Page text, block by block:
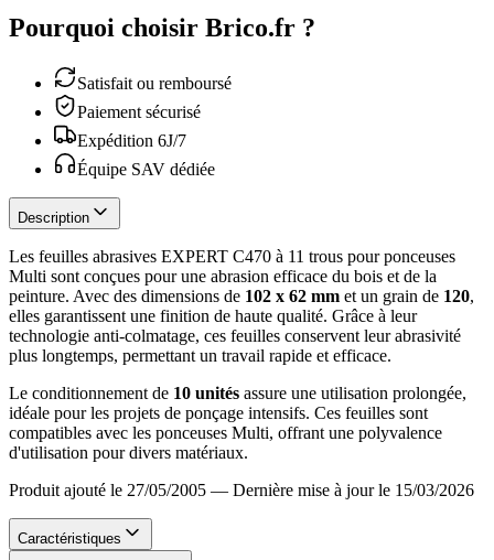
Pourquoi choisir Brico.fr ?
Satisfait ou remboursé
Paiement sécurisé
Expédition 6J/7
Équipe SAV dédiée
Description
Les feuilles abrasives EXPERT C470 à 11 trous pour ponceuses
Multi sont conçues pour une abrasion efficace du bois et de la
peinture. Avec des dimensions de 102 x 62 mm et un grain de 120,
elles garantissent une finition de haute qualité. Grâce à leur
technologie anti-colmatage, ces feuilles conservent leur abrasivité
plus longtemps, permettant un travail rapide et efficace.
Le conditionnement de 10 unités assure une utilisation prolongée,
idéale pour les projets de ponçage intensifs. Ces feuilles sont
compatibles avec les ponceuses Multi, offrant une polyvalence
d'utilisation pour divers matériaux.
Produit ajouté le 27/05/2005 — Dernière mise à jour le 15/03/2026
Caractéristiques